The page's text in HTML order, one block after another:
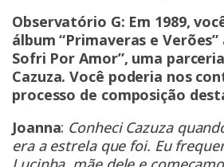
Observatório G: Em 1989,
álbum “Primaveras e Verões”
Sofri Por Amor”, uma
Cazuza. Você poderia nos
processo de composição
Joanna: Conheci Cazuza
era a estrela que foi. Eu